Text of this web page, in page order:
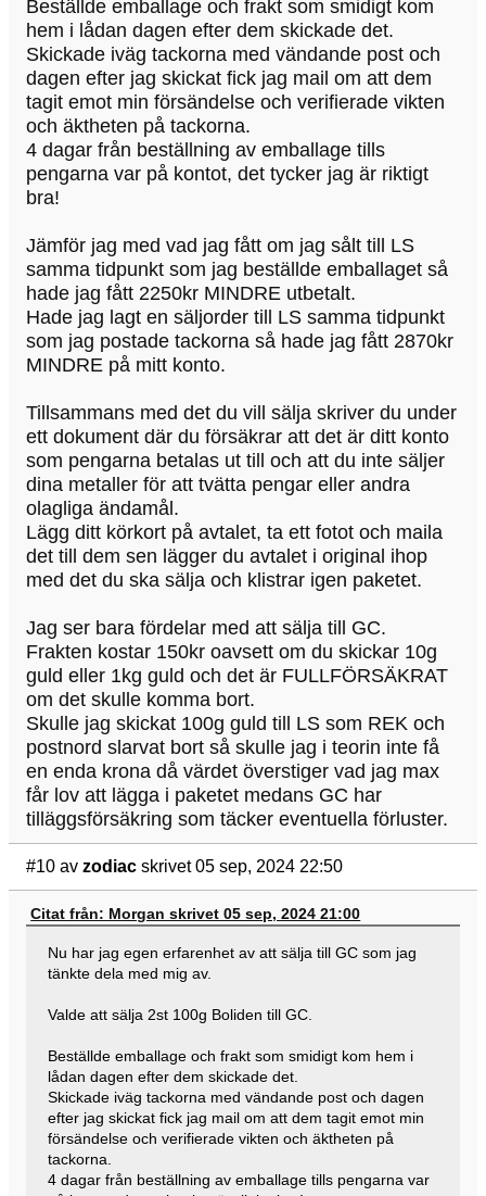
Beställde emballage och frakt som smidigt kom
hem i lådan dagen efter dem skickade det.
Skickade iväg tackorna med vändande post och
dagen efter jag skickat fick jag mail om att dem
tagit emot min försändelse och verifierade vikten
och äktheten på tackorna.
4 dagar från beställning av emballage tills
pengarna var på kontot, det tycker jag är riktigt
bra!
Jämför jag med vad jag fått om jag sålt till LS
samma tidpunkt som jag beställde emballaget så
hade jag fått 2250kr MINDRE utbetalt.
Hade jag lagt en säljorder till LS samma tidpunkt
som jag postade tackorna så hade jag fått 2870kr
MINDRE på mitt konto.
Tillsammans med det du vill sälja skriver du under
ett dokument där du försäkrar att det är ditt konto
som pengarna betalas ut till och att du inte säljer
dina metaller för att tvätta pengar eller andra
olagliga ändamål.
Lägg ditt körkort på avtalet, ta ett fotot och maila
det till dem sen lägger du avtalet i original ihop
med det du ska sälja och klistrar igen paketet.
Jag ser bara fördelar med att sälja till GC.
Frakten kostar 150kr oavsett om du skickar 10g
guld eller 1kg guld och det är FULLFÖRSÄKRAT
om det skulle komma bort.
Skulle jag skickat 100g guld till LS som REK och
postnord slarvat bort så skulle jag i teorin inte få
en enda krona då värdet överstiger vad jag max
får lov att lägga i paketet medans GC har
tilläggsförsäkring som täcker eventuella förluster.
#10 av zodiac skrivet 05 sep, 2024 22:50
Citat från: Morgan skrivet 05 sep, 2024 21:00
Nu har jag egen erfarenhet av att sälja till GC som jag
tänkte dela med mig av.
Valde att sälja 2st 100g Boliden till GC.
Beställde emballage och frakt som smidigt kom hem i
lådan dagen efter dem skickade det.
Skickade iväg tackorna med vändande post och dagen
efter jag skickat fick jag mail om att dem tagit emot min
försändelse och verifierade vikten och äktheten på
tackorna.
4 dagar från beställning av emballage tills pengarna var